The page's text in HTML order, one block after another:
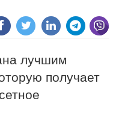
лучшим
получает